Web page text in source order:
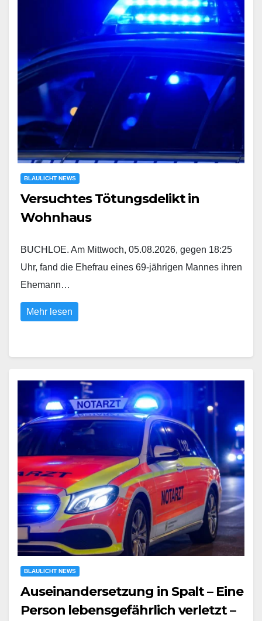
BLAULICHT NEWS
Versuchtes Tötungsdelikt in
Wohnhaus
BUCHLOE. Am Mittwoch, 05.08.2026, gegen 18:25
Uhr, fand die Ehefrau eines 69-jährigen Mannes ihren
Ehemann…
Mehr lesen
BLAULICHT NEWS
Auseinandersetzung in Spalt – Eine
Person lebensgefährlich verletzt –